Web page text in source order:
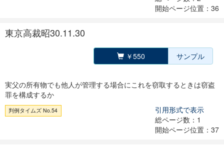
開始ページ位置：36
東京高裁昭30.11.30
￥550 サンプル
実父の所有物でも他人が管理する場合にこれを窃取するときは窃盗
罪を構成するか
判例タイムズ No.54
引用形式で表示
総ページ数：1
開始ページ位置：37